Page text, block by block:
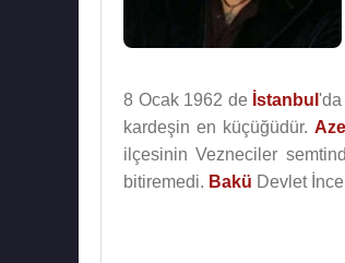
8 Ocak 1962 de İstanbul
kardeşin en küçüğüdür.
ilçesinin Vezneciler
bitiremedi. Bakü Devlet